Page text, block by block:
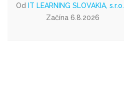
Od IT LEARNING SLOVAKIA, s.r.o.
Začína 6.8.2026